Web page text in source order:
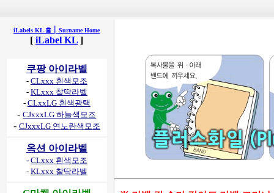
iLabels KL 홈 | Surname Home
[ iLabel KL ]
쿠팡 아이라벨
- CLxxx 흰색모조
- KLxxx 찰딱라벨
- CLxxLG 흰색광택
-CJxxxLG 하늘색모조
- CJxxxLG 연노란색모조
옥션 아이라벨
- CLxxx 흰색모조
- KLxxx 찰딱라벨